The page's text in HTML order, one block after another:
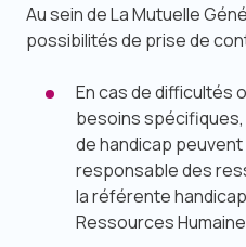
Au sein de La Mutuelle
possibilités de prise de
En cas de difficultés
besoins
de handicap
responsable des
la référente
Ressources